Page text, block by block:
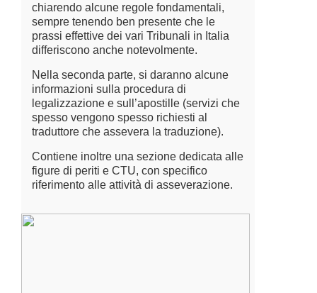
chiarendo alcune regole fondamentali,
sempre tenendo ben presente che le
prassi effettive dei vari Tribunali in Italia
differiscono anche notevolmente.
Nella seconda parte, si daranno alcune
informazioni sulla procedura di
legalizzazione e sull’apostille (servizi che
spesso vengono spesso richiesti al
traduttore che assevera la traduzione).
Contiene inoltre una sezione dedicata alle
figure di periti e CTU, con specifico
riferimento alle attività di asseverazione.